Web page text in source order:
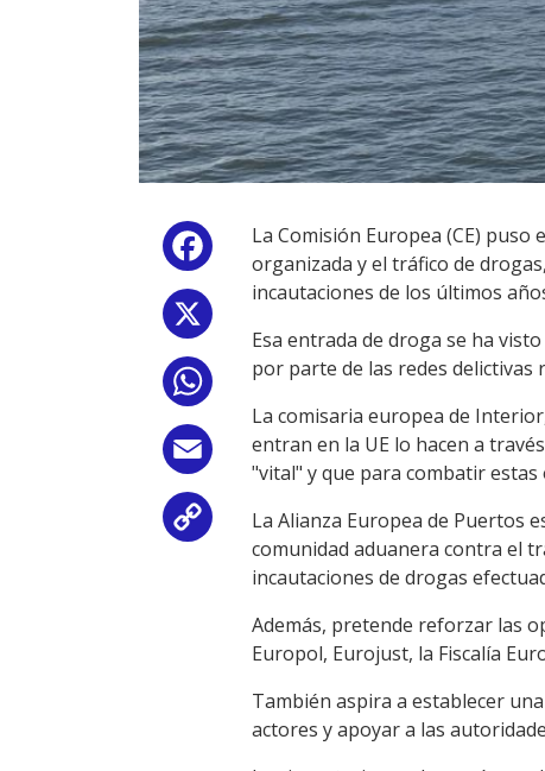
Facebook
WhatsApp
Email
Copy
Link
La Comisión Europea (CE)
organizada y el tráfico de
incautaciones de los últimos
Esa entrada de droga se ha
por parte de las redes delictivas
La comisaria europea de
entran en la UE lo hacen a
"vital" y que para combatir
La Alianza Europea de Puertos
comunidad aduanera contra el
incautaciones de drogas
Además, pretende reforzar las
Europol, Eurojust, la Fiscalía
También aspira a establecer
actores y apoyar a las